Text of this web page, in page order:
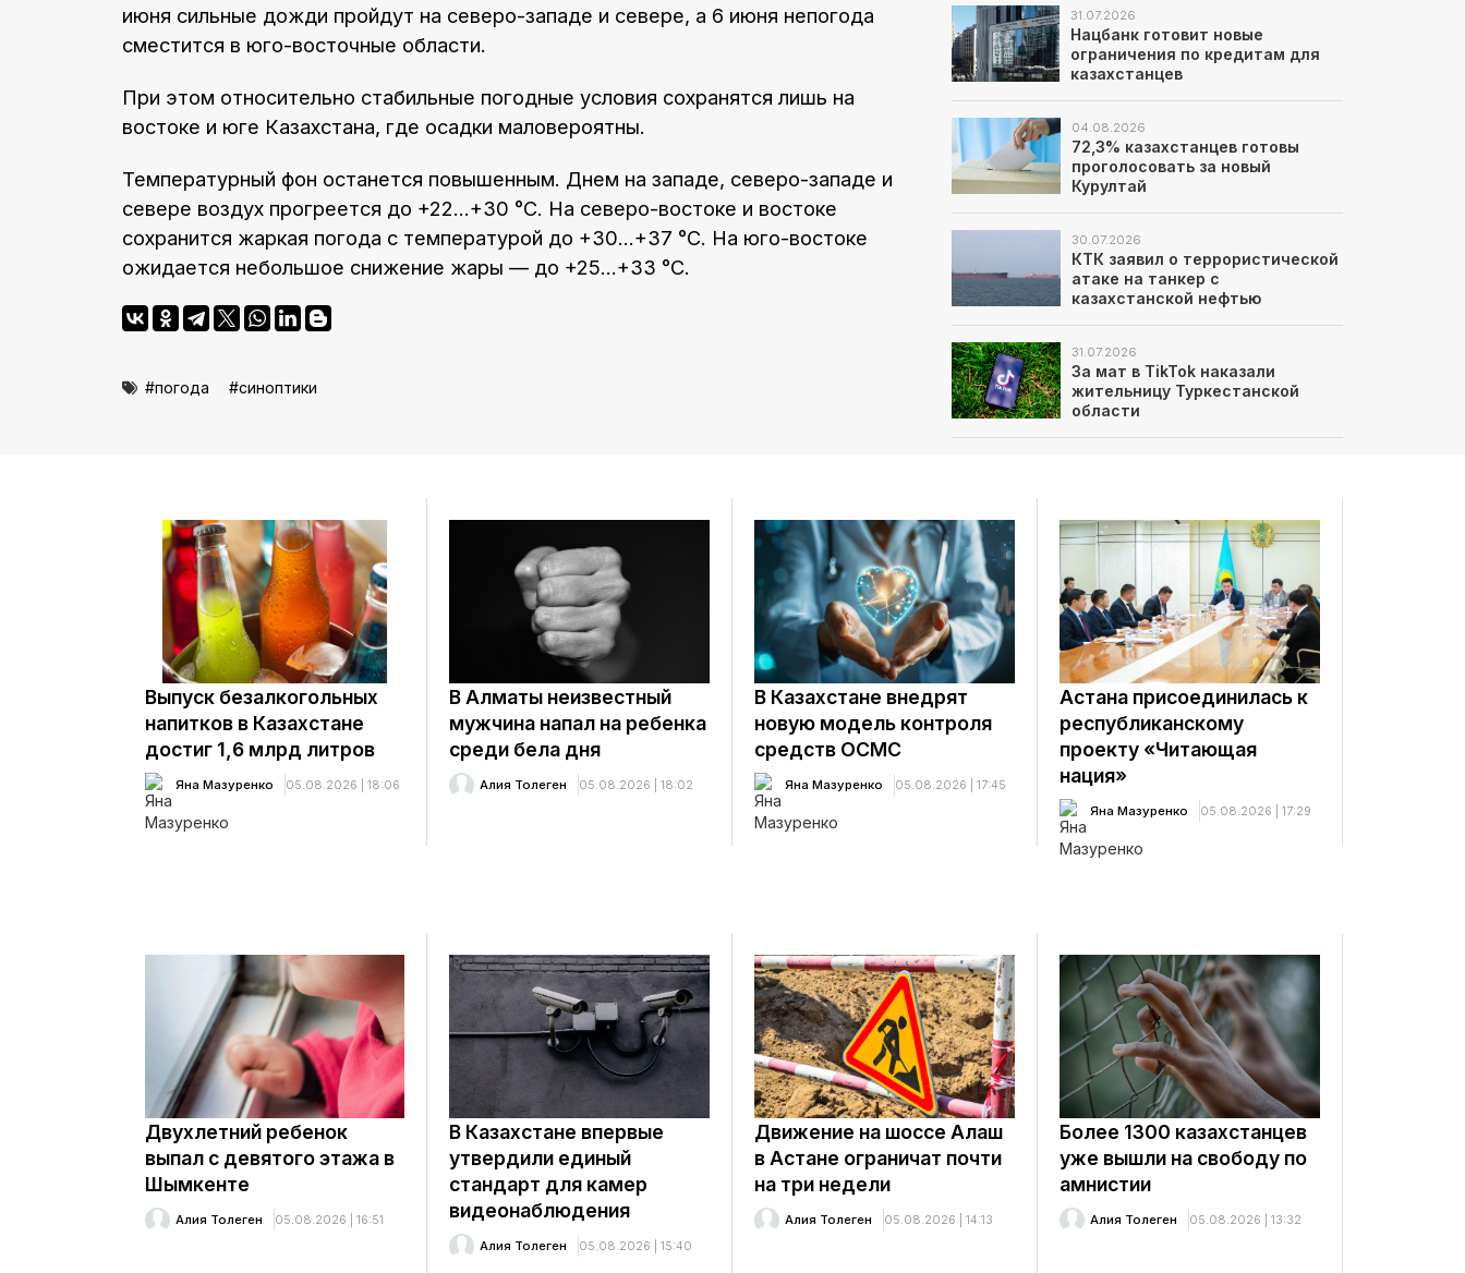
июня сильные дожди пройдут на северо-западе и севере, а 6 июня непогода
сместится в юго-восточные области.
При этом относительно стабильные погодные условия сохранятся лишь на
востоке и юге Казахстана, где осадки маловероятны.
Температурный фон останется повышенным. Днем на западе, северо-западе и
севере воздух прогреется до +22…+30 °С. На северо-востоке и востоке
сохранится жаркая погода с температурой до +30…+37 °С. На юго-востоке
ожидается небольшое снижение жары — до +25…+33 °С.
погода синоптики
31.07.2026
Нацбанк готовит новые
ограничения по кредитам для
казахстанцев
04.08.2026
72,3% казахстанцев готовы
проголосовать за новый
Курултай
30.07.2026
КТК заявил о террористической
атаке на танкер с
казахстанской нефтью
31.07.2026
За мат в TikTok наказали
жительницу Туркестанской
области
Выпуск безалкогольных
напитков в Казахстане
достиг 1,6 млрд литров
Яна Мазуренко 05.08.2026 | 18:06
В Алматы неизвестный
мужчина напал на ребенка
среди бела дня
Алия Толеген 05.08.2026 | 18:02
В Казахстане внедрят
новую модель контроля
средств ОСМС
Яна Мазуренко 05.08.2026 | 17:45
Астана присоединилась к
республиканскому
проекту «Читающая
нация»
Яна Мазуренко 05.08.2026 | 17:29
Двухлетний ребенок
выпал с девятого этажа в
Шымкенте
Алия Толеген 05.08.2026 | 16:51
В Казахстане впервые
утвердили единый
стандарт для камер
видеонаблюдения
Алия Толеген 05.08.2026 | 15:40
Движение на шоссе Алаш
в Астане ограничат почти
на три недели
Алия Толеген 05.08.2026 | 14:13
Более 1300 казахстанцев
уже вышли на свободу по
амнистии
Алия Толеген 05.08.2026 | 13:32